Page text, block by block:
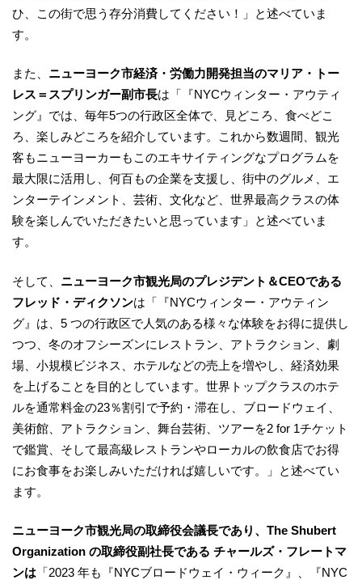
ひ、この街で思う存分消費してください！」と述べていま
す。
また、 ニューヨーク市経済・労働力開発担当のマリア・トー
レス＝スプリンガー副市長は「『NYCウィンター・アウティ
ング』では、毎年5つの行政区全体で、見どころ、食べどこ
ろ、楽しみどころを紹介しています。これから数週間、観光
客もニューヨーカーもこのエキサイティングなプログラムを
最大限に活用し、何百もの企業を支援し、街中のグルメ、エ
ンターテインメント、芸術、文化など、世界最高クラスの体
験を楽しんでいただきたいと思っています」と述べていま
す。
そして、 ニューヨーク市観光局のプレジデント＆CEOである
フレッド・ディクソンは「『NYCウィンター・アウティン
グ』は、5 つの行政区で人気のある様々な体験をお得に提供し
つつ、冬のオフシーズンにレストラン、アトラクション、劇
場、小規模ビジネス、ホテルなどの売上を増やし、経済効果
を上げることを目的としています。世界トップクラスのホテ
ルを通常料金の23％割引で予約・滞在し、ブロードウェイ、
美術館、アトラクション、舞台芸術、ツアーを2 for 1チケット
で鑑賞、そして最高級レストランやローカルの飲食店でお得
にお食事をお楽しみいただければ嬉しいです。」と述べてい
ます。
ニューヨーク市観光局の取締役会議長であり、The Shubert
Organization の取締役副社長である チャールズ・フレートマ
ンは 「2023 年も『NYCブロードウェイ・ウィーク』、『NYC